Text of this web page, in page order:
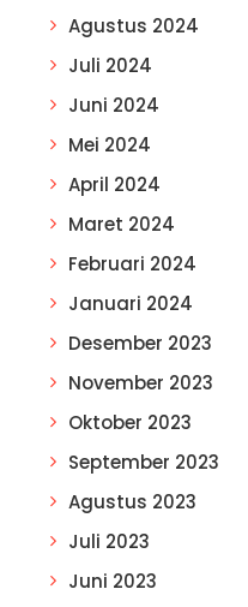
Agustus 2024
Juli 2024
Juni 2024
Mei 2024
April 2024
Maret 2024
Februari 2024
Januari 2024
Desember 2023
November 2023
Oktober 2023
September 2023
Agustus 2023
Juli 2023
Juni 2023